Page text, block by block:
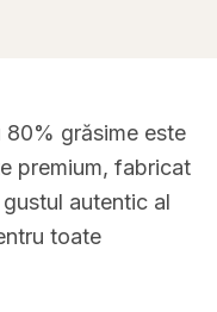
80% grăsime este
premium, fabricat
autentic al
toate